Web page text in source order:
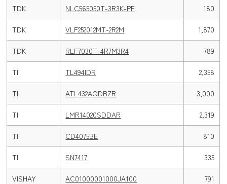
TDK NLC565050T-3R3K-PF 180
TDK VLF252012MT-2R2M 1,870
TDK RLF7030T-4R7M3R4 789
TI TL494IDR 2,358
TI ATL432AQDBZR 3,000
TI LMR14020SDDAR 2,319
TI CD4075BE 810
TI SN7417 335
VISHAY AC01000001000JA100 791